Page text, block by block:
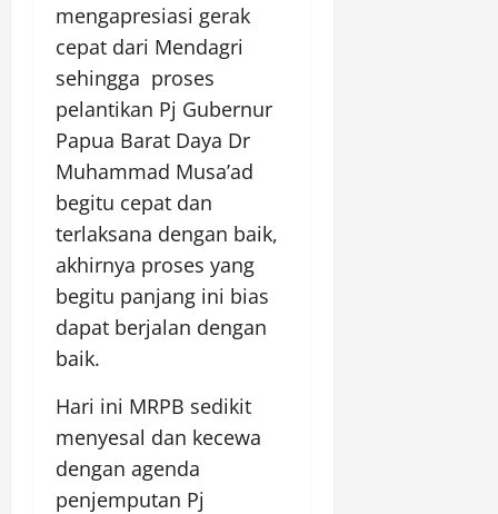
mengapresiasi gerak
cepat dari Mendagri
sehingga proses
pelantikan Pj Gubernur
Papua Barat Daya Dr
Muhammad Musa’ad
begitu cepat dan
terlaksana dengan baik,
akhirnya proses yang
begitu panjang ini bias
dapat berjalan dengan
baik.
Hari ini MRPB sedikit
menyesal dan kecewa
dengan agenda
penjemputan Pj